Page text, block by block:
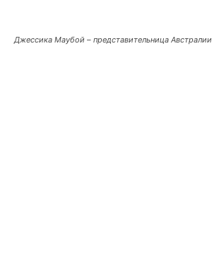
Джессика Маубой – представительница Австралии